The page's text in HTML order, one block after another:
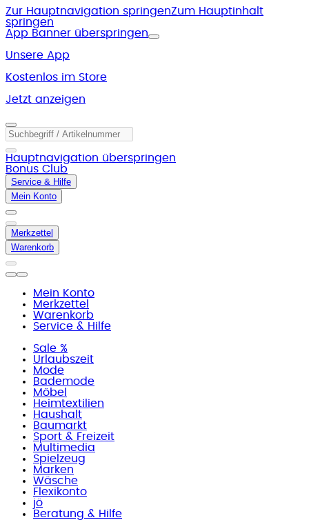
Zur Hauptnavigation springenZum Hauptinhalt
springen
App Banner überspringen
Unsere App
Kostenlos im Store
Jetzt anzeigen
Hauptnavigation überspringen
Bonus Club
Service & Hilfe
Mein Konto
Merkzettel
Warenkorb
Mein Konto
Merkzettel
Warenkorb
Service & Hilfe
Sale %
Urlaubszeit
Mode
Bademode
Möbel
Heimtextilien
Haushalt
Baumarkt
Sport & Freizeit
Multimedia
Spielzeug
Marken
Wäsche
Flexikonto
jö
Beratung & Hilfe